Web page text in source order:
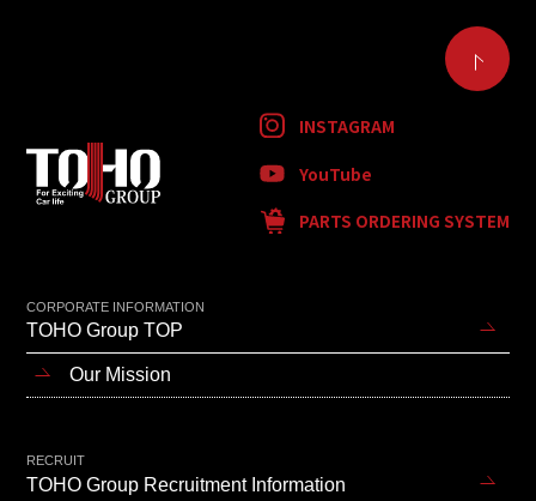
INSTAGRAM
YouTube
PARTS ORDERING SYSTEM
CORPORATE INFORMATION
TOHO Group TOP
Our Mission
RECRUIT
TOHO Group Recruitment Information